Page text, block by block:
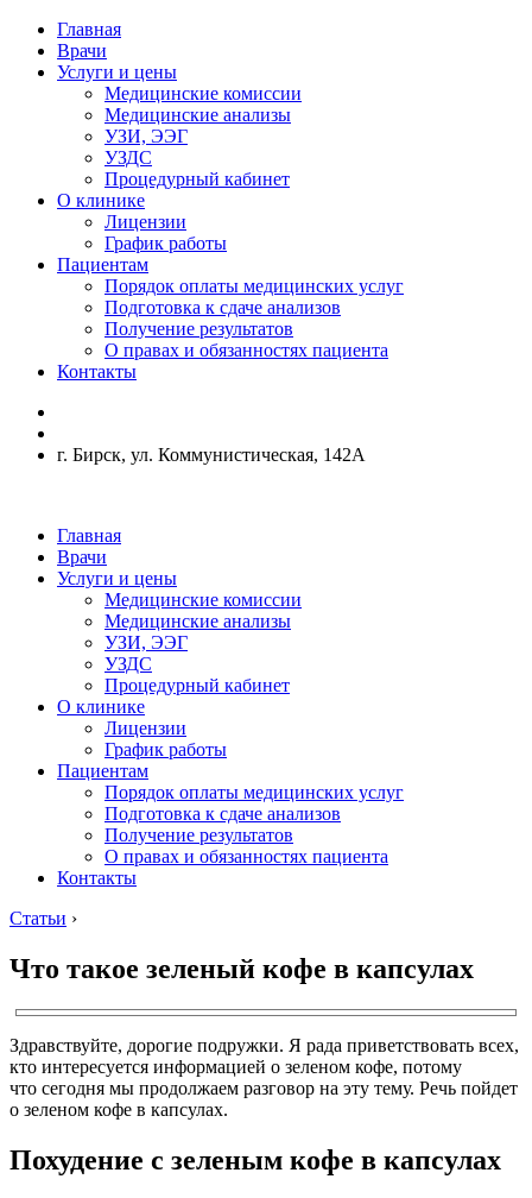
Главная
Врачи
Услуги и цены
Медицинские комиссии
Медицинские анализы
УЗИ, ЭЭГ
УЗДС
Процедурный кабинет
О клинике
Лицензии
График работы
Пациентам
Порядок оплаты медицинских услуг
Подготовка к сдаче анализов
Получение результатов
О правах и обязанностях пациента
Контакты
г. Бирск, ул. Коммунистическая, 142А
Главная
Врачи
Услуги и цены
Медицинские комиссии
Медицинские анализы
УЗИ, ЭЭГ
УЗДС
Процедурный кабинет
О клинике
Лицензии
График работы
Пациентам
Порядок оплаты медицинских услуг
Подготовка к сдаче анализов
Получение результатов
О правах и обязанностях пациента
Контакты
Статьи ›
Что такое зеленый кофе в капсулах
Здравствуйте, дорогие подружки. Я рада приветствовать всех,
кто интересуется информацией о зеленом кофе, потому
что сегодня мы продолжаем разговор на эту тему. Речь пойдет
о зеленом кофе в капсулах.
Похудение с зеленым кофе в капсулах